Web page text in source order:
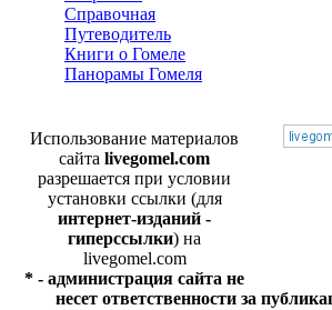
Справочная
Путеводитель
Книги о Гомеле
Панорамы Гомеля
Использование материалов
сайта livegomel.com
разрешается при условии
установки ссылки (для
интернет-изданий -
гиперссылки) на
livegomel.com
* - администрация сайта не
несет ответственности за